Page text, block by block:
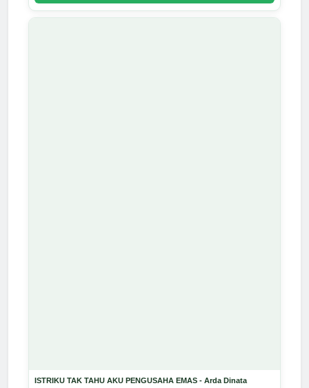
ISTRIKU TAK TAHU AKU PENGUSAHA EMAS - Arda Dinata